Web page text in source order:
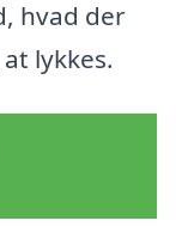
hvad der
lykkes.